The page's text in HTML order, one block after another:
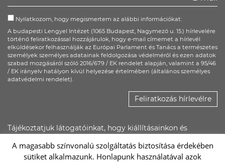
Nyilatkozom, hogy megismertem az alábbi információkat:
A budapesti Lengyel Intézet (1065 Budapest, Nagymező u. 15.) hírlevelére
történő feliratkozással hozzájárulok, hogy e-mail címemet a hírlevél
elküldésekor felhasználják az Európai Parlament és Tanács a természetes
személyek személyes adatainak feldolgozása védelméről és ezen adatok
szabad mozgásáról szóló 2016/679 / EK rendelet alapján, valamint a 95/46
/ EK irányelv hatályon kívül helyezése értelmében (általános személyes
adatvédelmi rendelet).
Feliratkozás hírlevélre
Tájékoztatjuk látogatóinkat, hogy kiállításainkon és
Lengyel Intézet saját felületein, illetőleg promóciós
anyagaiban felhasználhatja.
A magasabb színvonalú szolgáltatás biztosítása érdekében
sütiket alkalmazunk. Honlapunk használatával azok